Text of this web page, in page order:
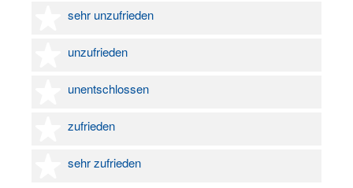
sehr unzufrieden
1 Stern
unzufrieden
2 Sterne
unentschlossen
3 Sterne
zufrieden
4 Sterne
sehr zufrieden
5 Sterne